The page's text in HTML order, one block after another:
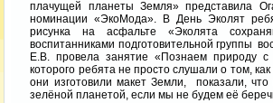
плачущей планеты Земля» представила
номинации «ЭкоМода». В День Эколят
рисунка на асфальте «Эколята
воспитанниками подготовительной группы
Е.В. провела занятие «Познаем природу
которого ребята не просто слушали о том,
они изготовили макет Земли, показали, что
зелёной планетой, если мы не будем её